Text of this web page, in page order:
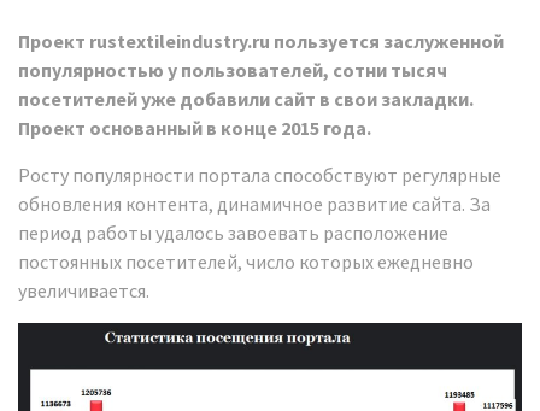
Проект rustextileindustry.ru пользуется заслуженной
популярностью у пользователей, сотни тысяч
посетителей уже добавили сайт в свои закладки.
Проект основанный в конце 2015 года.
Росту популярности портала способствуют регулярные
обновления контента, динамичное развитие сайта. За
период работы удалось завоевать расположение
постоянных посетителей, число которых ежедневно
увеличивается.